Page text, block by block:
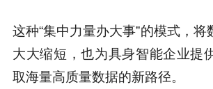
这种“集中力量办大事”的模式，将
大大缩短，也为具身智能企业提
取海量高质量数据的新路径。